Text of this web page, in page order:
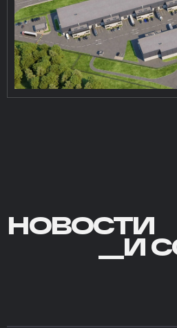
НОВОСТИ
СОБЫТИЯ
НОВОСТИ
__И